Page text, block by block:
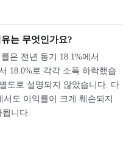
는 무엇인가요?
은 전년 동기 18.1%에서
18.0%로 각각 소폭 하락했습
도로 설명되지 않았습니다. 다
도 이익률이 크게 훼손되지
니다.